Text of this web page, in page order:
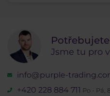
Jsme tu pro
info@purple-
+420 228 884 711 Po - Pá,